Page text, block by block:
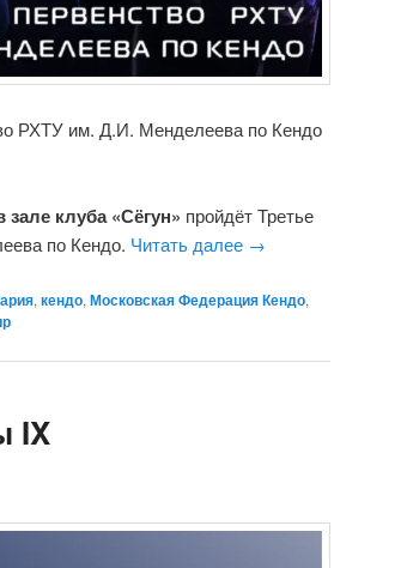
РХТУ им. Д.И. Менделеева по Кендо
зале клуба «Сёгун» пройдёт Третье
по Кендо. Читать далее →
, кендо, Московская Федерация Кендо,
IX